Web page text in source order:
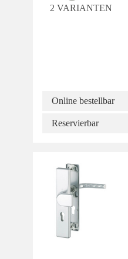
2 VARIANTEN
Online bestellbar
Reservierbar